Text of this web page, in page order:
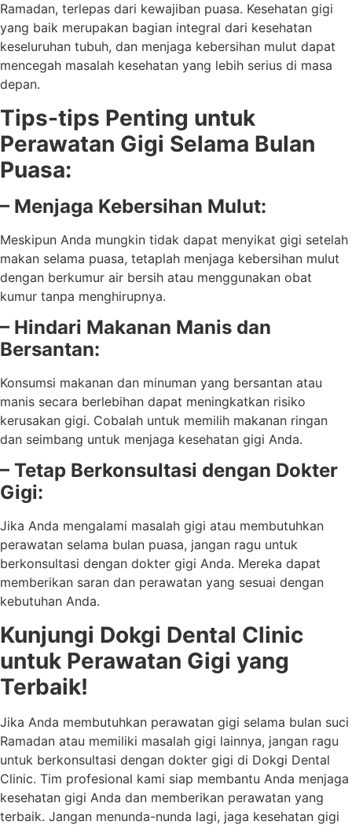
Ramadan, terlepas dari kewajiban puasa. Kesehatan gigi
yang baik merupakan bagian integral dari kesehatan
keseluruhan tubuh, dan menjaga kebersihan mulut dapat
mencegah masalah kesehatan yang lebih serius di masa
depan.
Tips-tips Penting untuk
Perawatan Gigi Selama Bulan
Puasa:
– Menjaga Kebersihan Mulut:
Meskipun Anda mungkin tidak dapat menyikat gigi setelah
makan selama puasa, tetaplah menjaga kebersihan mulut
dengan berkumur air bersih atau menggunakan obat
kumur tanpa menghirupnya.
– Hindari Makanan Manis dan
Bersantan:
Konsumsi makanan dan minuman yang bersantan atau
manis secara berlebihan dapat meningkatkan risiko
kerusakan gigi. Cobalah untuk memilih makanan ringan
dan seimbang untuk menjaga kesehatan gigi Anda.
– Tetap Berkonsultasi dengan Dokter
Gigi:
Jika Anda mengalami masalah gigi atau membutuhkan
perawatan selama bulan puasa, jangan ragu untuk
berkonsultasi dengan dokter gigi Anda. Mereka dapat
memberikan saran dan perawatan yang sesuai dengan
kebutuhan Anda.
Kunjungi Dokgi Dental Clinic
untuk Perawatan Gigi yang
Terbaik!
Jika Anda membutuhkan perawatan gigi selama bulan suci
Ramadan atau memiliki masalah gigi lainnya, jangan ragu
untuk berkonsultasi dengan dokter gigi di Dokgi Dental
Clinic. Tim profesional kami siap membantu Anda menjaga
kesehatan gigi Anda dan memberikan perawatan yang
terbaik. Jangan menunda-nunda lagi, jaga kesehatan gigi